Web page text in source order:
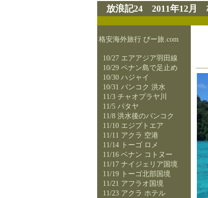
放浪記24 2011年12月
格安海外旅行 びー旅.com
10/27 エアアジア羽田線
10/29 ペナン島で足止め
10/30 ハジャイ
10/31 バンコク 洪水
11/3 チャオプラヤ川
11/5 パタヤ
11/8 洪水後のバンコク
11/10 エジプトエア
11/11 アクラ 空港
11/14 トーゴ ロメ
11/16 ベナン コトヌー
11/17 ナイジェリア国境
11/19 トーゴ北部国境
11/21 アフラオ国境
11/23 アクラ ホテル